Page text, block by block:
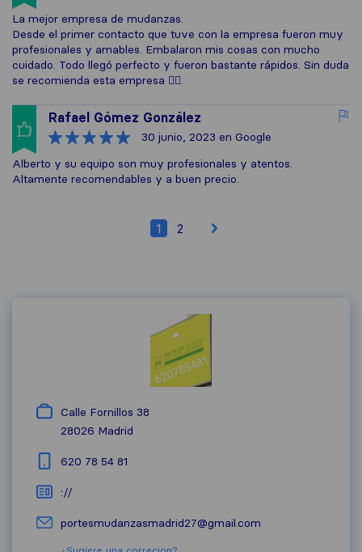
La mejor empresa de mudanzas.
Desde el primer contacto que tuve con la empresa fueron muy
profesionales y amables. Embalaron mis cosas con mucho
cuidado. Todo llegó perfecto y fueron bastante rápidos. Sin duda
se recomienda esta empresa 👍🏻.
Rafael Gómez González
30 junio, 2023 en Google
Alberto y su equipo son muy profesionales y atentos.
Altamente recomendables y a buen precio.
1 2
Calle Fornillos 38
28026 Madrid
620 78 54 81
://
portesmudanzasmadrid27@gmail.com